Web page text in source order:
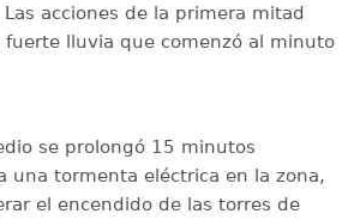
acciones de la primera mitad
lluvia que comenzó al minuto
se prolongó 15 minutos
una tormenta eléctrica en la zona,
el encendido de las torres de